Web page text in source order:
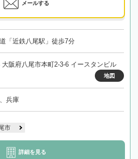
メールする
「近鉄八尾駅」徒歩7分
大阪府八尾市本町2-3-6 イースタンビル
地図
兵庫
市
詳細を見る